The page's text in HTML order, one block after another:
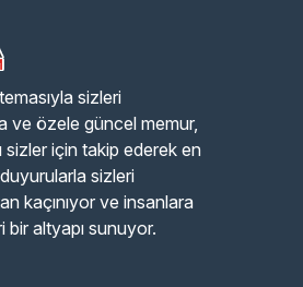
sizleri
ve özele güncel memur,
sizler için takip ederek en
sizleri
kaçınıyor ve insanlara
altyapı sunuyor.